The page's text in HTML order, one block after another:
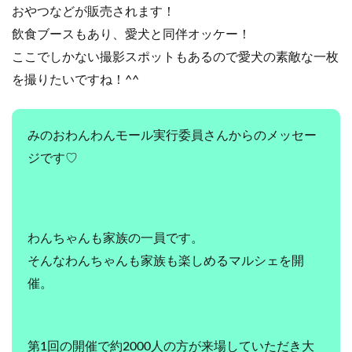
おやつなどが販売されます！
飲食ブースもあり、愛犬と同伴オッケー！
ここでしかない撮影スポットもあるので愛犬の素敵な一枚
を撮りたいですね！^^
みのおわんわんモール実行委員さんからのメッセー
ジです♡
わんちゃんも家族の一員です。
そんなわんちゃんも家族も楽しめるマルシェを開
催。
第1回の開催で約2000人の方が来場していただき大